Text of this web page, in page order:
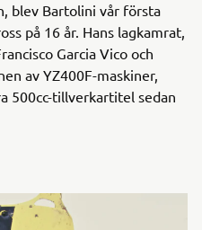
blev Bartolini vår första
på 16 år. Hans lagkamrat,
Garcia Vico och
av YZ400F-maskiner,
500cc-tillverkartitel sedan